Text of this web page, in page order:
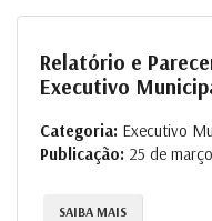
Relatório e
Executivo
Categoria: Executivo
Publicação: 25 de
SAIBA MAIS